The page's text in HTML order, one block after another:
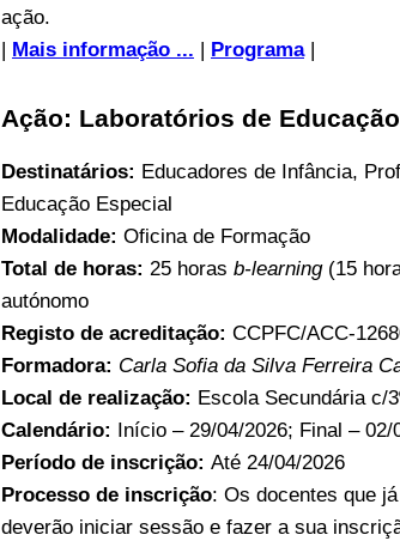
ação.
| Mais informação ... | Programa|
Ação: Laboratórios de
Destinatários: Educadores de Infância,
Educação Especial
Modalidade: Oficina de Formação
Total de horas: 25 horas b-learning(15
autónomo
Registo de acreditação: CCPFC/ACC-
Formadora: Carla Sofia da Silva Ferreira
Local de realização: Escola Secundária c/
Calendário: Início – 29/04/2026; Final –
Período de inscrição: Até 24/04/2026
Processo de inscrição: Os docentes que
deverão iniciar sessão e fazer a sua